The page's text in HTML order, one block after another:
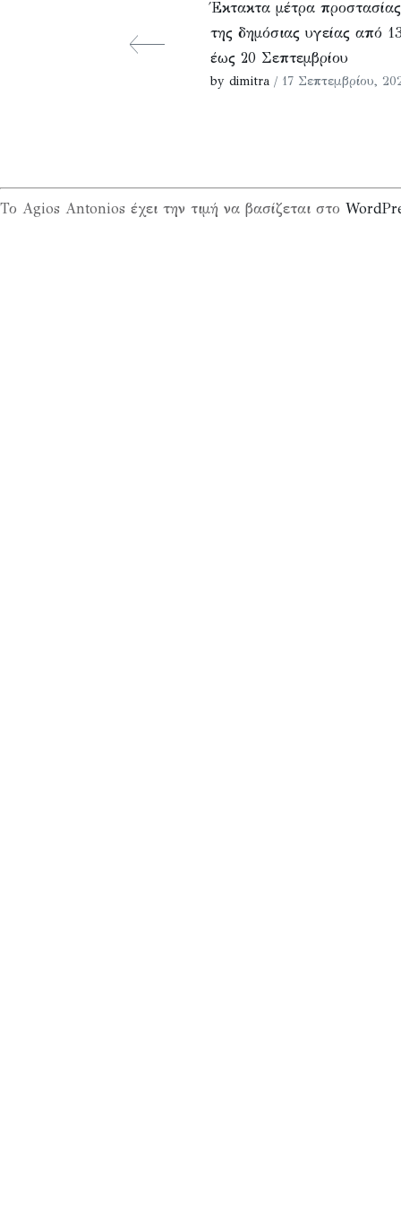
Έκτακτα μέτρα προστασίας
της δημόσιας υγείας από
έως 20 Σεπτεμβρίου
by dimitra / 17 Σεπτεμβρίου,
Το Agios Antonios έχει την τιμή να βασίζεται στο